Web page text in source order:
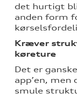
det hurtigt
anden form
Kræver
køreture
Det er
app’en,
smule